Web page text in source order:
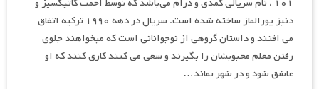
دنیز یورالماز ساخته شده است. سریال در دهه ۱۹۹۰ ترکیه اتفاق
می افتند و داستان گروهی از نوجوانانی است که میخواهند جلوی
رفتن معلم محبوبشان را بگیرند و سعی می کنند کاری کنند که او
عاشق شود و در شهر بماند…